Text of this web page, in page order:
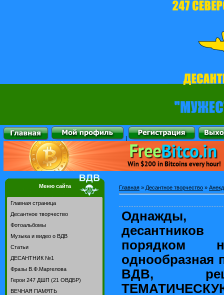
|
Меню сайта
Главная страница
Десантное творчество
Фотоальбомы
Музыка и видео о ВДВ
Статьи
ДЕСАНТНИК №1
Фразы В.Ф.Маргелова
Герои 247 ДШП (21 ОВДБР)
ВЕЧНАЯ ПАМЯТЬ
Главная » Десантное творчество »
Однажды,
порядком
однообразная
ВДВ,